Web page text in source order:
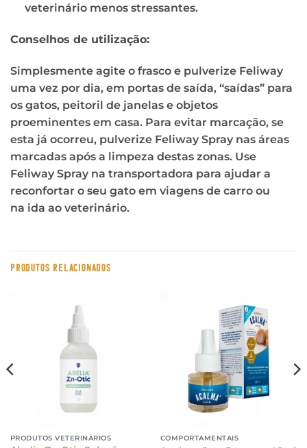
veterinário menos stressantes.
Conselhos de utilização:
Simplesmente agite o frasco e pulverize Feliway
uma vez por dia, em portas de saída, “saídas” para
os gatos, peitoril de janelas e objetos
proeminentes em casa. Para evitar marcação, se
esta já ocorreu, pulverize Feliway Spray nas áreas
marcadas após a limpeza destas zonas. Use
Feliway Spray na transportadora para ajudar a
reconfortar o seu gato em viagens de carro ou
na ida ao veterinário.
PRODUTOS RELACIONADOS
PRODUTOS VETERINÁRIOS COMPORTAMENTAIS